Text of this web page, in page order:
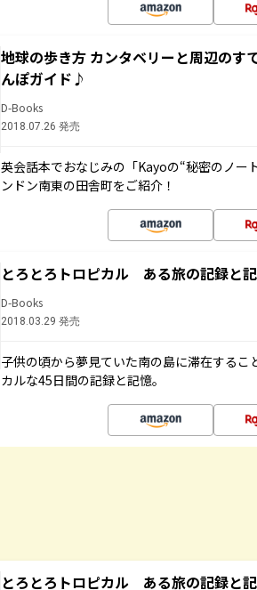
地球の歩き方 カンタベリーと周辺のす
んぽガイド♪
D-Books
2018.07.26 発売
英会話本でおなじみの「Kayoの“秘密のノー
ンドン南東の田舎町をご紹介！
とろとろトロピカル ある旅の記録と
D-Books
2018.03.29 発売
子供の頃から夢見ていた南の島に滞在する
カルな45日間の記録と記憶。
とろとろトロピカル ある旅の記録と